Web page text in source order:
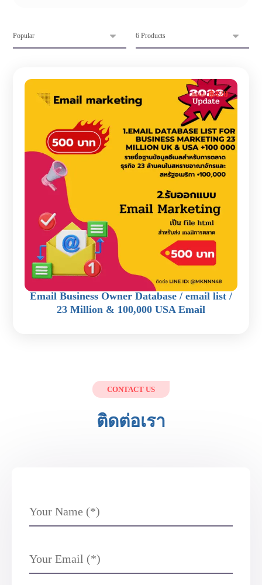
Email Business Owner Database / email list /
23 Million & 100,000 USA Email
฿500 ฿420
CONTACT US
ติดต่อเรา